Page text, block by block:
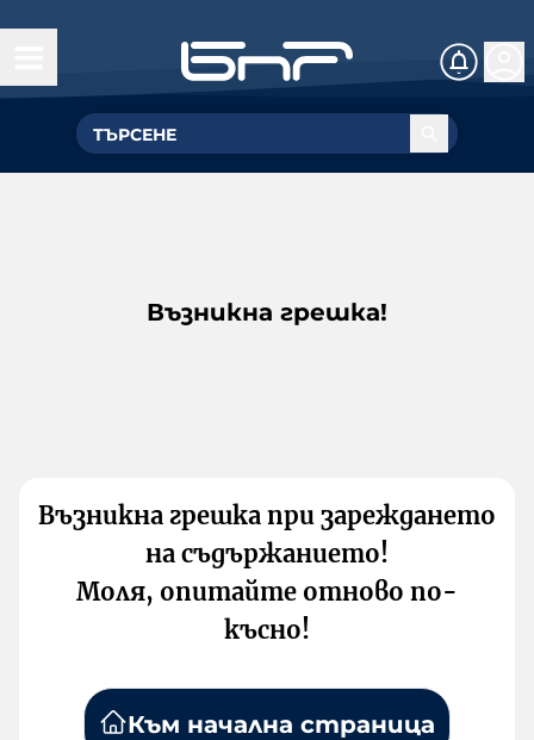
Възникна грешка!
Възникна грешка при зареждането
на съдържанието!
Моля, опитайте отново по-
късно!
Към начална страница